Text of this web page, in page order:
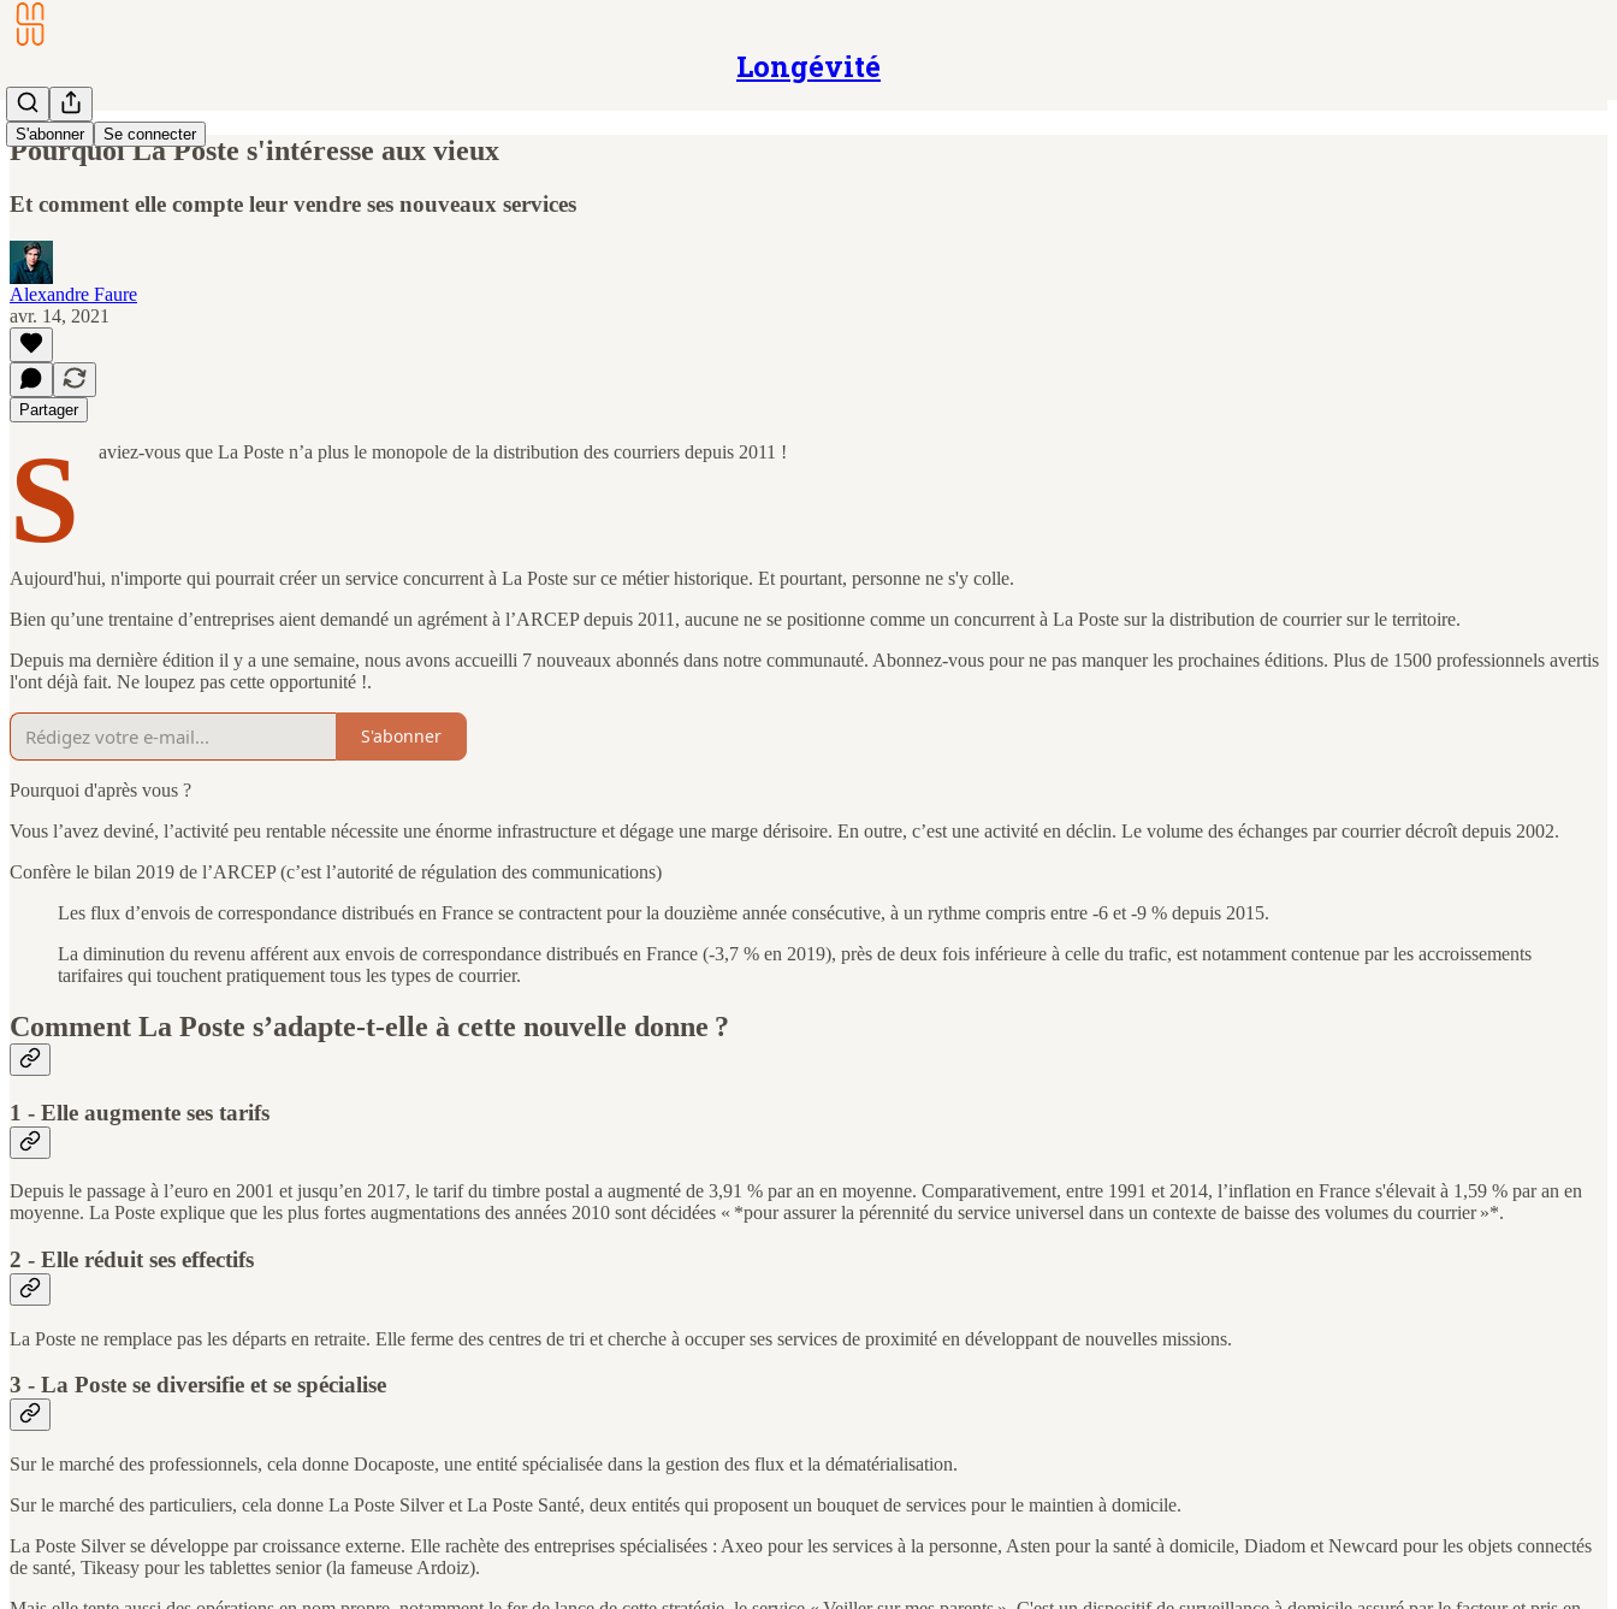
Longévité
S'abonner Se connecter
Pourquoi La Poste s'intéresse aux vieux
Et comment elle compte leur vendre ses nouveaux services
Alexandre Faure
avr. 14, 2021
Partager
S aviez-vous que La Poste n’a plus le monopole de la distribution des courriers depuis 2011 !
Aujourd'hui, n'importe qui pourrait créer un service concurrent à La Poste sur ce métier historique. Et pourtant, personne ne s'y colle.
Bien qu’une trentaine d’entreprises aient demandé un agrément à l’ARCEP depuis 2011, aucune ne se positionne comme un concurrent à La Poste sur la distribution de courrier sur le territoire.
Depuis ma dernière édition il y a une semaine, nous avons accueilli 7 nouveaux abonnés dans notre communauté. Abonnez-vous pour ne pas manquer les prochaines éditions. Plus de 1500 professionnels avertis
l'ont déjà fait. Ne loupez pas cette opportunité !.
S'abonner
Pourquoi d'après vous ?
Vous l’avez deviné, l’activité peu rentable nécessite une énorme infrastructure et dégage une marge dérisoire. En outre, c’est une activité en déclin. Le volume des échanges par courrier décroît depuis 2002.
Confère le bilan 2019 de l’ARCEP (c’est l’autorité de régulation des communications)
Les flux d’envois de correspondance distribués en France se contractent pour la douzième année consécutive, à un rythme compris entre -6 et -9 % depuis 2015.
La diminution du revenu afférent aux envois de correspondance distribués en France (-3,7 % en 2019), près de deux fois inférieure à celle du trafic, est notamment contenue par les accroissements
tarifaires qui touchent pratiquement tous les types de courrier.
Comment La Poste s’adapte-t-elle à cette nouvelle donne ?
1 - Elle augmente ses tarifs
Depuis le passage à l’euro en 2001 et jusqu’en 2017, le tarif du timbre postal a augmenté de 3,91 % par an en moyenne. Comparativement, entre 1991 et 2014, l’inflation en France s'élevait à 1,59 % par an en
moyenne. La Poste explique que les plus fortes augmentations des années 2010 sont décidées « *pour assurer la pérennité du service universel dans un contexte de baisse des volumes du courrier »*.
2 - Elle réduit ses effectifs
La Poste ne remplace pas les départs en retraite. Elle ferme des centres de tri et cherche à occuper ses services de proximité en développant de nouvelles missions.
3 - La Poste se diversifie et se spécialise
Sur le marché des professionnels, cela donne Docaposte, une entité spécialisée dans la gestion des flux et la dématérialisation.
Sur le marché des particuliers, cela donne La Poste Silver et La Poste Santé, deux entités qui proposent un bouquet de services pour le maintien à domicile.
La Poste Silver se développe par croissance externe. Elle rachète des entreprises spécialisées : Axeo pour les services à la personne, Asten pour la santé à domicile, Diadom et Newcard pour les objets connectés
de santé, Tikeasy pour les tablettes senior (la fameuse Ardoiz).